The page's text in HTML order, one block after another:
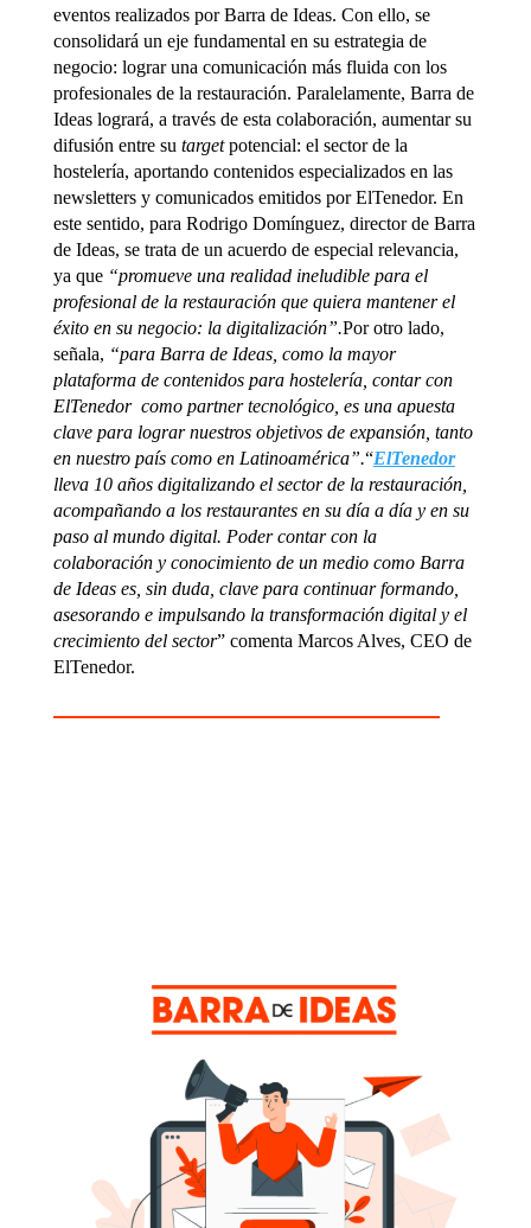
eventos realizados por Barra de Ideas. Con ello, se
consolidará un eje fundamental en su estrategia de
negocio: lograr una comunicación más fluida con los
profesionales de la restauración. Paralelamente, Barra de
Ideas logrará, a través de esta colaboración, aumentar su
difusión entre su targetpotencial: el sector de la
hostelería, aportando contenidos especializados en las
newsletters y comunicados emitidos por ElTenedor. En
este sentido, para Rodrigo Domínguez, director de Barra
de Ideas, se trata de un acuerdo de especial relevancia,
ya que “promueve una realidad ineludible para el
profesional de la restauración que quiera mantener el
éxito en su negocio: la digitalización”.Por otro lado,
señala, “para Barra de Ideas, como la mayor
plataforma de contenidos para hostelería, contar con
ElTenedor como partner tecnológico, es una apuesta
clave para lograr nuestros objetivos de expansión, tanto
en nuestro país como en Latinoamérica”.“ElTenedor
lleva 10 años digitalizando el sector de la restauración,
acompañando a los restaurantes en su día a día y en su
paso al mundo digital. Poder contar con la
colaboración y conocimiento de un medio como Barra
de Ideas es, sin duda, clave para continuar formando,
asesorando e impulsando la transformación digital y el
crecimiento del sector” comenta Marcos Alves, CEO de
ElTenedor.